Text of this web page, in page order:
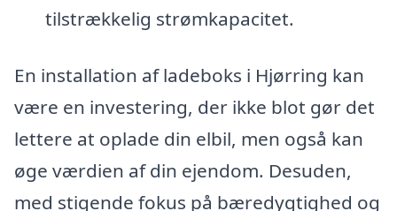
tilstrækkelig strømkapacitet.
En installation af ladeboks i Hjørring kan
være en investering, der ikke blot gør det
lettere at oplade din elbil, men også kan
øge værdien af din ejendom. Desuden,
med stigende fokus på bæredygtighed og